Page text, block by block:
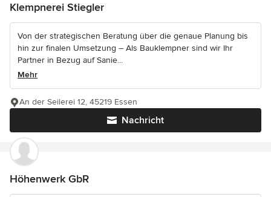
Klempnerei Stiegler
Von der strategischen Beratung über die genaue Planung bis
hin zur finalen Umsetzung – Als Bauklempner sind wir Ihr
Partner in Bezug auf Sanie...
Mehr
Nachricht
An der Seilerei 12, 45219 Essen
Höhenwerk GbR